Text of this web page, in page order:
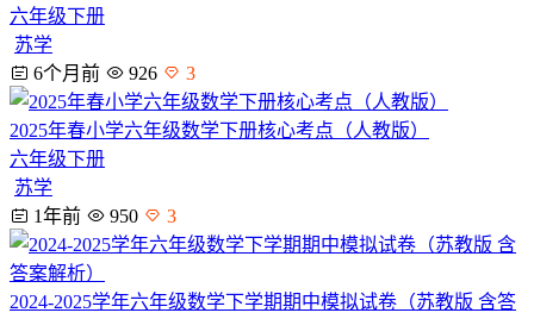
六年级下册
苏学
6个月前
926 3
2025年春小学六年级数学下册核心考点（人教版）
六年级下册
苏学
1年前
950 3
2024-2025学年六年级数学下学期期中模拟试卷（苏教版 含答